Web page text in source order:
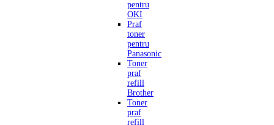
pentru
OKI
Praf
toner
pentru
Panasonic
Toner
praf
refill
Brother
Toner
praf
refill